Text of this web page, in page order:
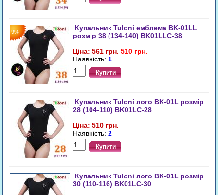
9%
Купальник Tuloni емблема BK-01LL
розмір 38 (134-140) BK01LLC-38
Ціна: 561 грн. 510 грн.
Наявність: 1
Купити
Купальник Tuloni лого BK-01L розмір
28 (104-110) BK01LC-28
Ціна: 510 грн.
Наявність: 2
Купити
Купальник Tuloni лого BK-01L розмір
30 (110-116) BK01LC-30